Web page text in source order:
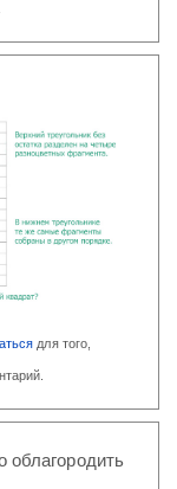
для того,
облагородить